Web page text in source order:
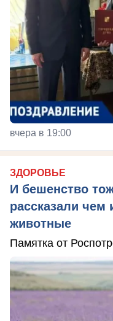
вчера в 19:00
ЗДОРОВЬЕ
И бешенство
рассказали чем
животные
Памятка от